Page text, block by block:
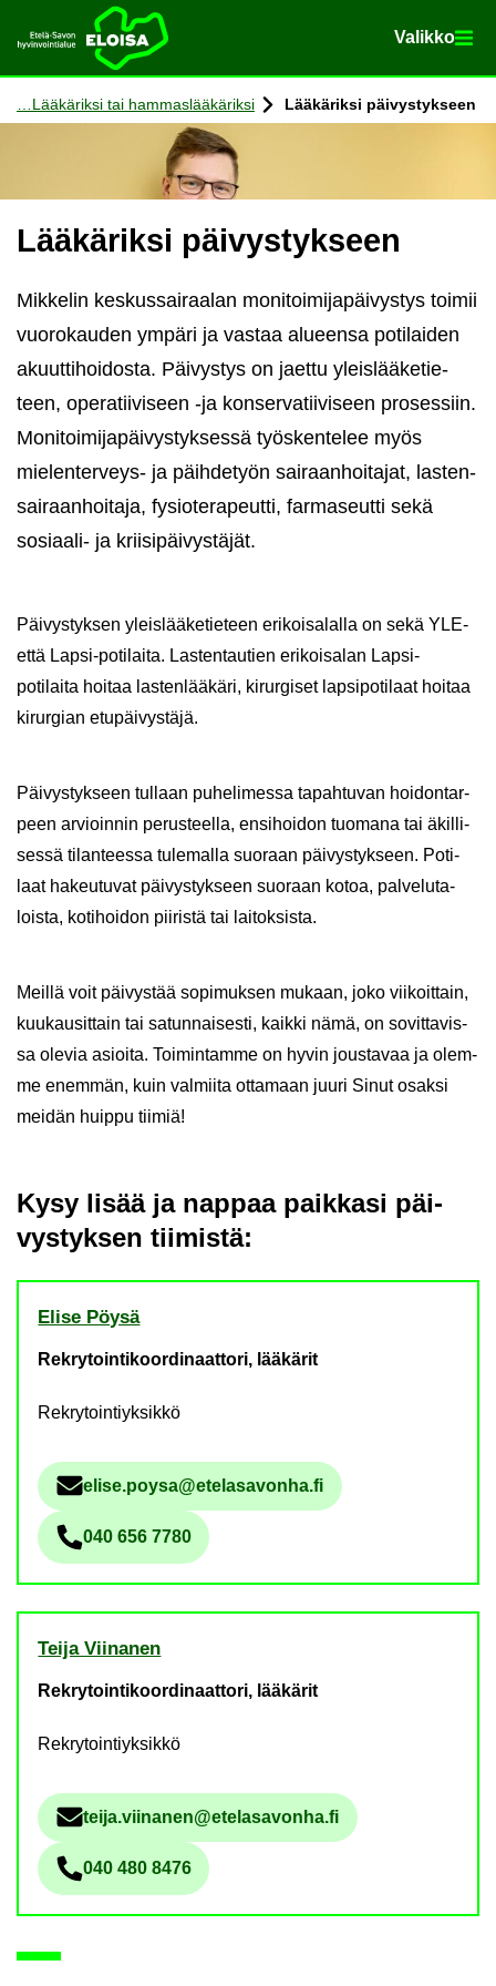
Etusi­vu Va­lik­ko
Va­lik­ko
Siir­ry si­säl­töön
Lää­kä­rik­si tai ham­mas­lää­kä­rik­si Lää­kä­rik­si päi­vys­tyk­seen
Lää­kä­rik­si päi­vys­tyk­seen
Mik­ke­lin kes­kus­sai­raa­lan mo­ni­toi­mi­ja­päi­vys­tys toi­mii
vuo­ro­kau­den ym­pä­ri ja vas­taa alu­een­sa po­ti­lai­den
akuut­ti­hoi­dos­ta. Päi­vys­tys on jaet­tu yleis­lää­ke­tie­
teen, ope­ra­tii­vi­seen -ja kon­ser­va­tii­vi­seen pro­ses­siin.
Mo­ni­toi­mi­ja­päi­vys­tyk­ses­sä työs­ken­te­lee myös
mielenterveys-​ ja päih­de­työn sai­raan­hoi­ta­jat, las­ten­
sai­raan­hoi­ta­ja, fy­sio­te­ra­peut­ti, far­ma­seut­ti sekä
sosiaali-​ ja krii­si­päi­vys­tä­jät.
Päi­vys­tyk­sen yleis­lää­ke­tie­teen eri­koi­sa­lal­la on sekä YLE-
että Lapsi-​potilaita. Las­ten­tau­tien eri­koi­sa­lan Lapsi-​
potilaita hoi­taa las­ten­lää­kä­ri, ki­rur­gi­set lap­si­po­ti­laat hoi­taa
ki­rur­gian etu­päi­vys­tä­jä.
Päi­vys­tyk­seen tul­laan pu­he­li­mes­sa ta­pah­tu­van hoi­don­tar­
peen ar­vioin­nin pe­rus­teel­la, en­si­hoi­don tuo­ma­na tai äkil­li­
ses­sä ti­lan­tees­sa tu­le­mal­la suo­raan päi­vys­tyk­seen. Po­ti­
laat ha­keu­tu­vat päi­vys­tyk­seen suo­raan kotoa, pal­ve­lu­ta­
lois­ta, ko­ti­hoi­don pii­ris­tä tai lai­tok­sis­ta.
Meil­lä voit päi­vys­tää so­pi­muk­sen mu­kaan, joko vii­koit­tain,
kuu­kausit­tain tai sa­tun­nai­ses­ti, kaik­ki nämä, on so­vit­ta­vis­
sa ole­via asioi­ta. Toi­min­tam­me on hyvin jous­ta­vaa ja olem­
me enem­män, kuin val­mii­ta ot­ta­maan juuri Sinut osak­si
mei­dän huip­pu tii­miä!
Kysy lisää ja nap­paa paik­ka­si päi­
vys­tyk­sen tii­mis­tä:
Elise Pöysä
Rekrytointikoordinaattori, lääkärit
Rekrytointiyksikkö
Säh­kö­pos­tio­soi­te
elise.poysa@ete­la­sa­von­ha.fi
Pu­he­lin­nu­me­ro
040 656 7780
Teija Vii­na­nen
Rekrytointikoordinaattori, lääkärit
Rekrytointiyksikkö
Säh­kö­pos­tio­soi­te
teija.vii­na­nen@ete­la­sa­von­ha.fi
Pu­he­lin­nu­me­ro
040 480 8476